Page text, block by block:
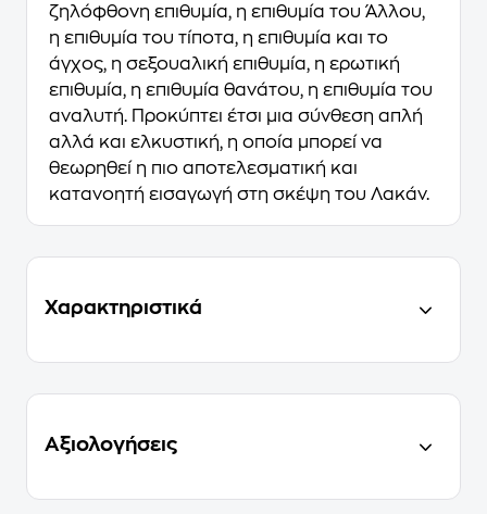
ζηλόφθονη επιθυμία, η επιθυμία του Άλλου,
η επιθυμία του τίποτα, η επιθυμία και το
άγχος, η σεξουαλική επιθυμία, η ερωτική
επιθυμία, η επιθυμία θανάτου, η επιθυμία του
αναλυτή. Προκύπτει έτσι μια σύνθεση απλή
αλλά και ελκυστική, η οποία μπορεί να
θεωρηθεί η πιο αποτελεσματική και
κατανοητή εισαγωγή στη σκέψη του Λακάν.
Χαρακτηριστικά
Αξιολογήσεις